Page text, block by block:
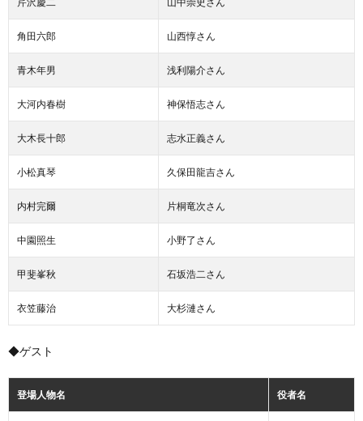
角田六郎 山西惇さん
青木年男 浅利陽介さん
大河内春樹 神保悟志さん
大木長十郎 志水正義さん
小松真琴 久保田龍吉さん
内村完爾 片桐竜次さん
中園照生 小野了さん
甲斐峯秋 石坂浩二さん
衣笠藤治 大杉漣さん
◆ゲスト
登場人物名 役者名